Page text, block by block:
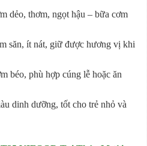
dẻo, thơm, ngọt hậu – bữa cơm
săn, ít nát, giữ được hương vị khi
béo, phù hợp cúng lễ hoặc ăn
dinh dưỡng, tốt cho trẻ nhỏ và